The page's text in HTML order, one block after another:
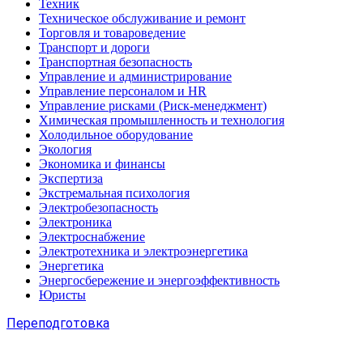
Техник
Техническое обслуживание и ремонт
Торговля и товароведение
Транспорт и дороги
Транспортная безопасность
Управление и администрирование
Управление персоналом и HR
Управление рисками (Риск-менеджмент)
Химическая промышленность и технология
Холодильное оборудование
Экология
Экономика и финансы
Экспертиза
Экстремальная психология
Электробезопасность
Электроника
Электроснабжение
Электротехника и электроэнергетика
Энергетика
Энергосбережение и энергоэффективность
Юристы
Переподготовка